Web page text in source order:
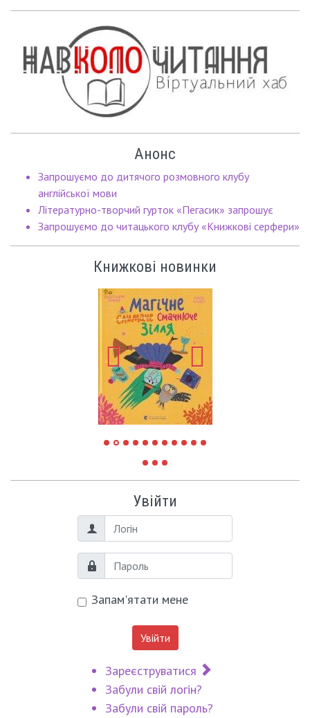
Анонс
Запрошуємо до дитячого розмовного клубу
англійської мови
Літературно-творчий гурток «Пегасик» запрошує
Запрошуємо до читацького клубу «Книжкові серфери»
Книжкові новинки
Увійти
Логін
Пароль
Запам'ятати мене
Увійти
Зареєструватися
Забули свій логін?
Забули свій пароль?